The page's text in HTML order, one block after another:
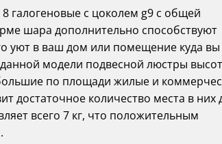
галогеновые с цоколем g9 с общей
шара дополнительно способствуют
уют в ваш дом или помещение куда вы
модели подвесной люстры
по площади жилые и
достаточное количество места в них
всего 7 кг, что положительным